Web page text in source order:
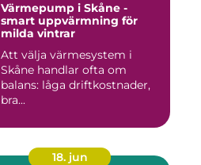
Värmepump i Skåne -
smart uppvärmning för
milda vintrar
Att välja värmesystem i
Skåne handlar ofta om
balans: låga driftkostnader,
bra...
18. jun